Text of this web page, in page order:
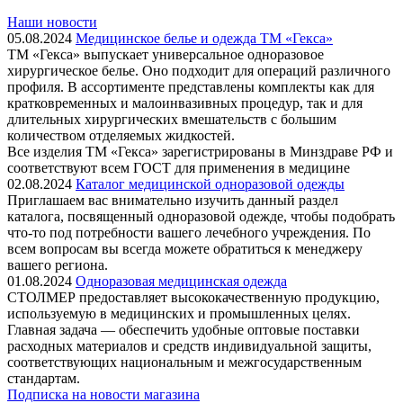
Наши новости
05.08.2024 Медицинское белье и одежда ТМ «Гекса»
ТМ «Гекса» выпускает универсальное одноразовое
хирургическое белье. Оно подходит для операций различного
профиля. В ассортименте представлены комплекты как для
кратковременных и малоинвазивных процедур, так и для
длительных хирургических вмешательств с большим
количеством отделяемых жидкостей.
Все изделия ТМ «Гекса» зарегистрированы в Минздраве РФ и
соответствуют всем ГОСТ для применения в медицине
02.08.2024 Каталог медицинской одноразовой одежды
Приглашаем вас внимательно изучить данный раздел
каталога, посвященный одноразовой одежде, чтобы подобрать
что-то под потребности вашего лечебного учреждения. По
всем вопросам вы всегда можете обратиться к менеджеру
вашего региона.
01.08.2024 Одноразовая медицинская одежда
СТОЛМЕР предоставляет высококачественную продукцию,
используемую в медицинских и промышленных целях.
Главная задача — обеспечить удобные оптовые поставки
расходных материалов и средств индивидуальной защиты,
соответствующих национальным и межгосударственным
стандартам.
Подписка на новости магазина